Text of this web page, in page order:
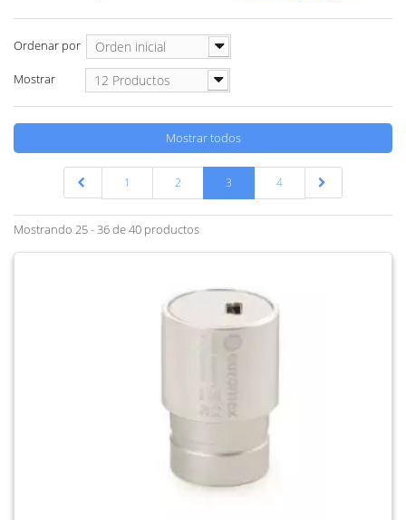
Ordenar por Orden inicial
Mostrar 12 Productos
Mostrar todos
1 2 3 4
Mostrando 25 - 36 de 40 productos